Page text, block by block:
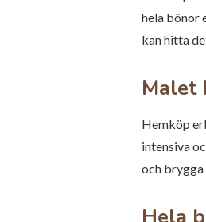
hela bönor
kan hitta
Malet
Hemköp
intensiva
och